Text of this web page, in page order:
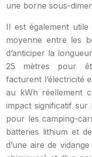
une borne sous-
Il est également
moyenne entre les
d’anticiper la
25 mètres pour
facturent l’électricité
au kWh réellement
impact significatif sur
pour les camping-
batteries lithium et
d’une aire de